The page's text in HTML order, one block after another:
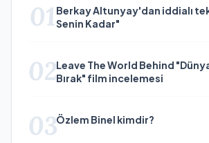
01 Berkay Altunyay'dan iddialı
Senin Kadar"
02Leave The World Behind "Dünyayı Ardında
Bırak" film incelemesi
03Özlem Binel kimdir?